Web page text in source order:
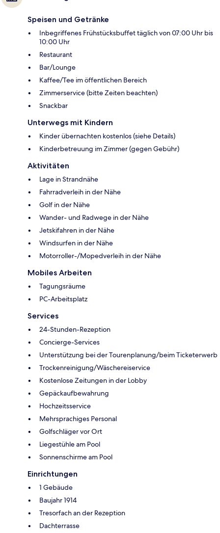
Speisen und Getränke
Inbegriffenes Frühstücksbuffet täglich von 07:00 Uhr bis
10:00 Uhr
Restaurant
Bar/Lounge
Kaffee/Tee im öffentlichen Bereich
Zimmerservice (bitte Zeiten beachten)
Snackbar
Unterwegs mit Kindern
Kinder übernachten kostenlos (siehe Details)
Kinderbetreuung im Zimmer (gegen Gebühr)
Aktivitäten
Lage in Strandnähe
Fahrradverleih in der Nähe
Golf in der Nähe
Wander- und Radwege in der Nähe
Jetskifahren in der Nähe
Windsurfen in der Nähe
Motorroller-/Mopedverleih in der Nähe
Mobiles Arbeiten
Tagungsräume
PC-Arbeitsplatz
Services
24-Stunden-Rezeption
Concierge-Services
Unterstützung bei der Tourenplanung/beim Ticketerwerb
Trockenreinigung/Wäschereiservice
Kostenlose Zeitungen in der Lobby
Gepäckaufbewahrung
Hochzeitsservice
Mehrsprachiges Personal
Golfschläger vor Ort
Liegestühle am Pool
Sonnenschirme am Pool
Einrichtungen
1 Gebäude
Baujahr 1914
Tresorfach an der Rezeption
Dachterrasse